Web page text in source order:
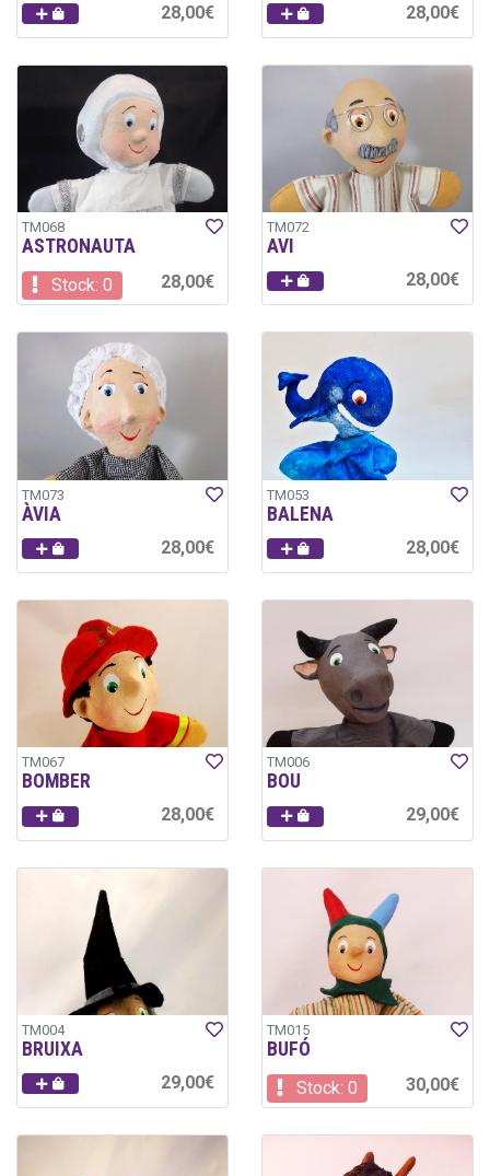
28,00€ 28,00€
TM068
ASTRONAUTA
Stock: 0 28,00€
TM072
AVI
28,00€
TM073
ÀVIA
28,00€
TM053
BALENA
28,00€
TM067
BOMBER
28,00€
TM006
BOU
29,00€
TM004
BRUIXA
29,00€
TM015
BUFÓ
Stock: 0 30,00€